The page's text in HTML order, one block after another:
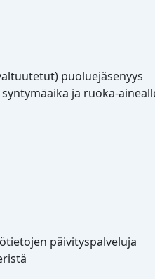
puoluejäsenyys
ja ruoka-
päivityspalveluja